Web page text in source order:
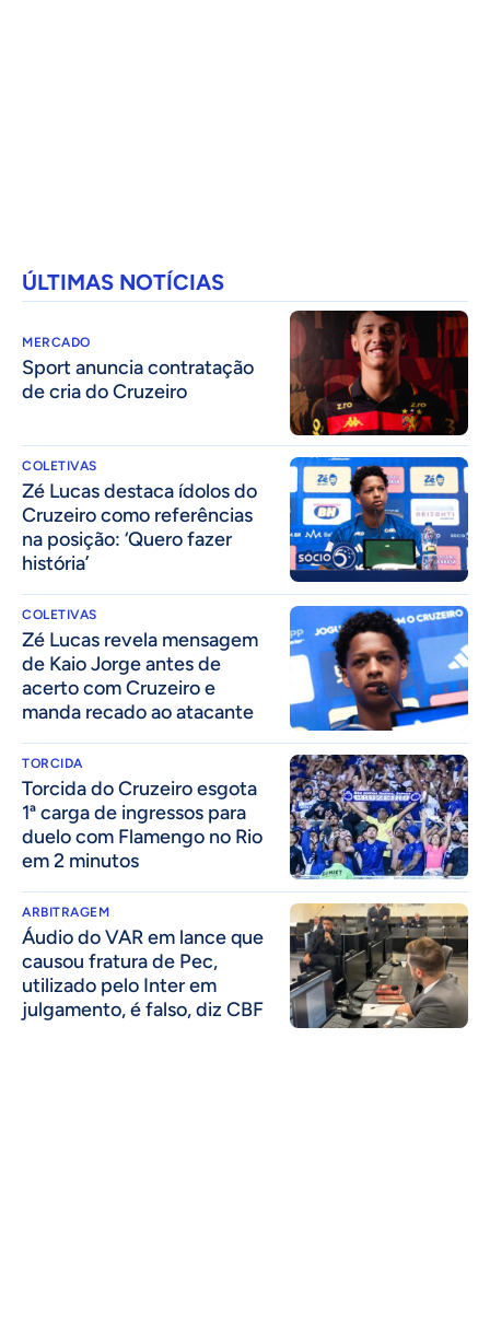
ÚLTIMAS NOTÍCIAS
MERCADO
Sport anuncia contratação
de cria do Cruzeiro
COLETIVAS
Zé Lucas destaca ídolos do
Cruzeiro como referências
na posição: ‘Quero fazer
história’
COLETIVAS
Zé Lucas revela mensagem
de Kaio Jorge antes de
acerto com Cruzeiro e
manda recado ao atacante
TORCIDA
Torcida do Cruzeiro esgota
1ª carga de ingressos para
duelo com Flamengo no Rio
em 2 minutos
ARBITRAGEM
Áudio do VAR em lance que
causou fratura de Pec,
utilizado pelo Inter em
julgamento, é falso, diz CBF